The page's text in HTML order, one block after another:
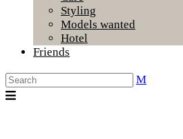
Styling
Models wanted
Hotel
Friends